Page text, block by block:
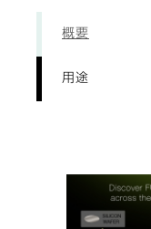
概要
用途